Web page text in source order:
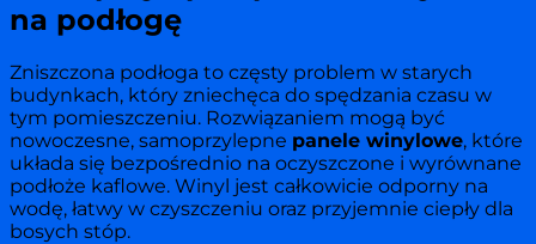
na podłogę
Zniszczona podłoga to częsty problem w starych
budynkach, który zniechęca do spędzania czasu w
tym pomieszczeniu. Rozwiązaniem mogą być
nowoczesne, samoprzylepne panele winylowe, które
układa się bezpośrednio na oczyszczone i wyrównane
podłoże kaflowe. Winyl jest całkowicie odporny na
wodę, łatwy w czyszczeniu oraz przyjemnie ciepły dla
bosych stóp.